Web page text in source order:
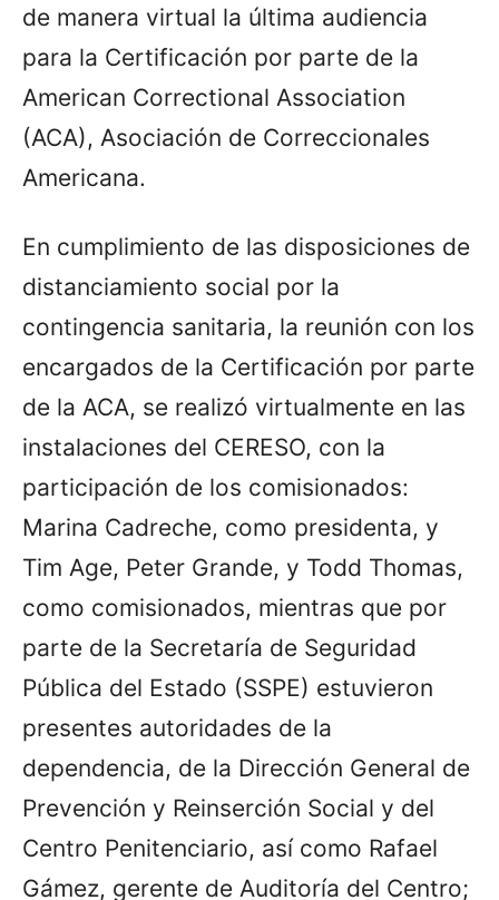
de manera virtual la última audiencia
para la Certificación por parte de la
American Correctional Association
(ACA), Asociación de Correccionales
Americana.
En cumplimiento de las disposiciones de
distanciamiento social por la
contingencia sanitaria, la reunión con los
encargados de la Certificación por parte
de la ACA, se realizó virtualmente en las
instalaciones del CERESO, con la
participación de los comisionados:
Marina Cadreche, como presidenta, y
Tim Age, Peter Grande, y Todd Thomas,
como comisionados, mientras que por
parte de la Secretaría de Seguridad
Pública del Estado (SSPE) estuvieron
presentes autoridades de la
dependencia, de la Dirección General de
Prevención y Reinserción Social y del
Centro Penitenciario, así como Rafael
Gámez, gerente de Auditoría del Centro;